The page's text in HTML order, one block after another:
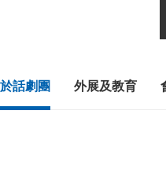
話劇團 外展及教育